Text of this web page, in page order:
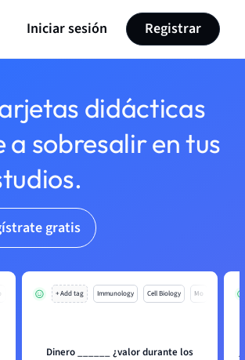
Iniciar sesión Registrar
didácticas
sobresalir en tus
gratis
+ Add tag Immunology Cell Biology Mo
Dinero ______ ¿valor durante los